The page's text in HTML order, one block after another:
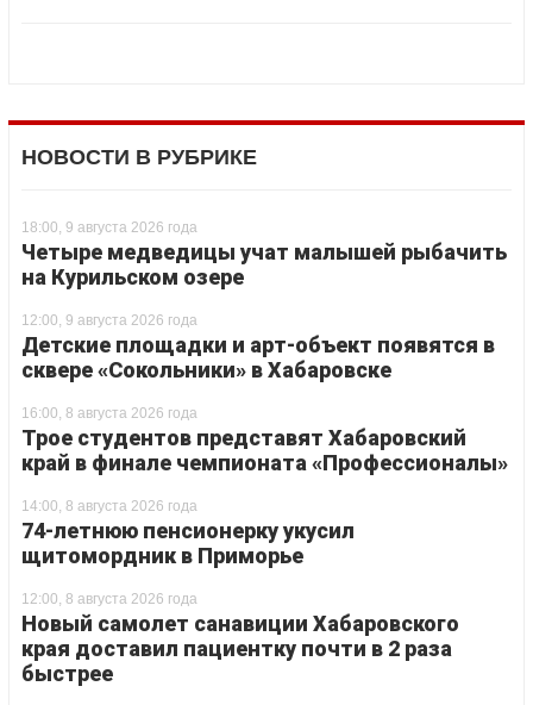
НОВОСТИ В РУБРИКЕ
18:00, 9 августа 2026 года
Четыре медведицы учат малышей рыбачить
на Курильском озере
12:00, 9 августа 2026 года
Детские площадки и арт-объект появятся в
сквере «Сокольники» в Хабаровске
16:00, 8 августа 2026 года
Трое студентов представят Хабаровский
край в финале чемпионата «Профессионалы»
14:00, 8 августа 2026 года
74-летнюю пенсионерку укусил
щитомордник в Приморье
12:00, 8 августа 2026 года
Новый самолет санавиции Хабаровского
края доставил пациентку почти в 2 раза
быстрее